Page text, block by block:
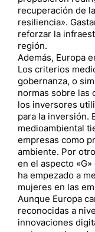
recuperación de
resiliencia».
reforzar la
región.
Además, Europa
Los criterios
gobernanza, o
normas sobre las
los inversores
para la inversión.
medioambiental
empresas como
ambiente. Por
en el aspecto «G»
ha empezado a
mujeres en las
Aunque Europa
reconocidas a
innovaciones